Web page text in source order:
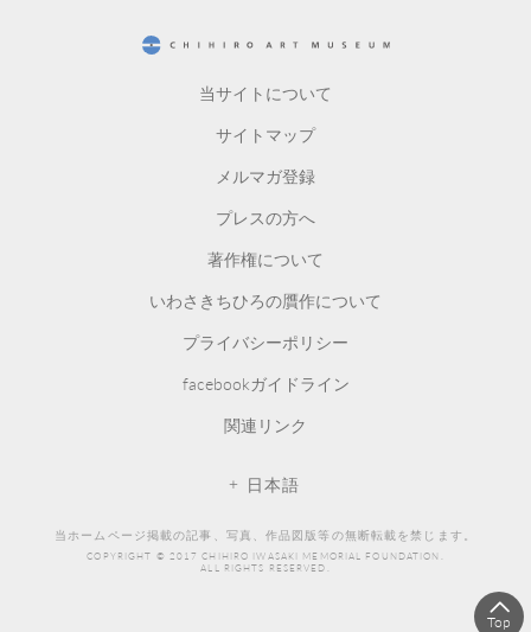
Top
当サイトについて
サイトマップ
メルマガ登録
プレスの方へ
著作権について
いわさきちひろの贋作について
プライバシーポリシー
facebookガイドライン
関連リンク
日本語
当ホームページ掲載の記事、写真、作品図版等の無断転載を禁じます。
COPYRIGHT © 2017 CHIHIRO IWASAKI MEMORIAL FOUNDATION.
ALL RIGHTS RESERVED.